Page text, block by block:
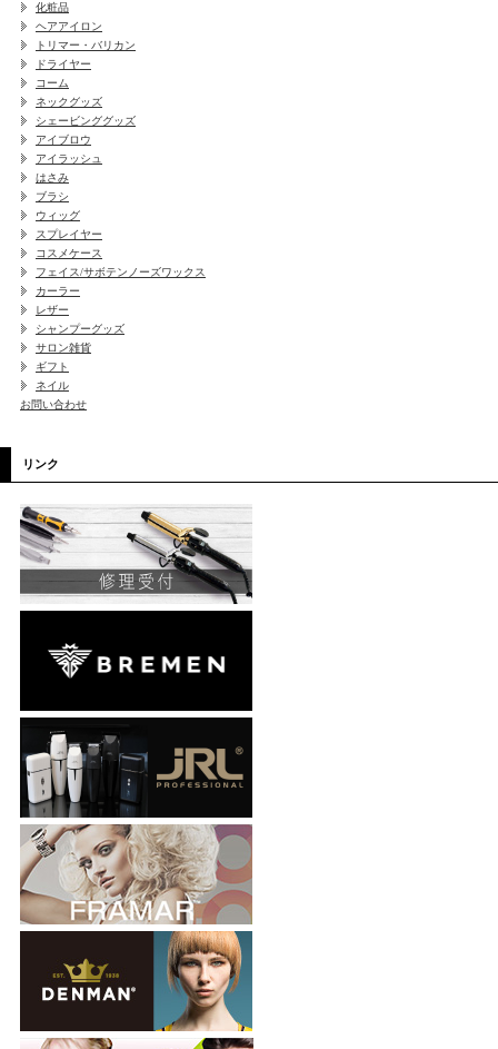
化粧品
ヘアアイロン
トリマー・バリカン
ドライヤー
コーム
ネックグッズ
シェービンググッズ
アイブロウ
アイラッシュ
はさみ
ブラシ
ウィッグ
スプレイヤー
コスメケース
フェイス/サボテンノーズワックス
カーラー
レザー
シャンプーグッズ
サロン雑貨
ギフト
ネイル
お問い合わせ
リンク